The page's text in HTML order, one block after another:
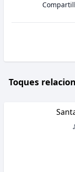
Toques